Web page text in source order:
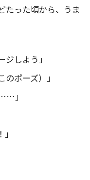
たった頃から、うま
しよう」
ポーズ）」
」